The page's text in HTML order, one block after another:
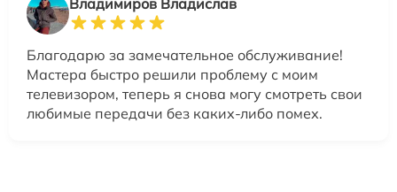
Владимиров Владислав
Благодарю за замечательное обслуживание!
Мастера быстро решили проблему с моим
телевизором, теперь я снова могу смотреть свои
любимые передачи без каких-либо помех.